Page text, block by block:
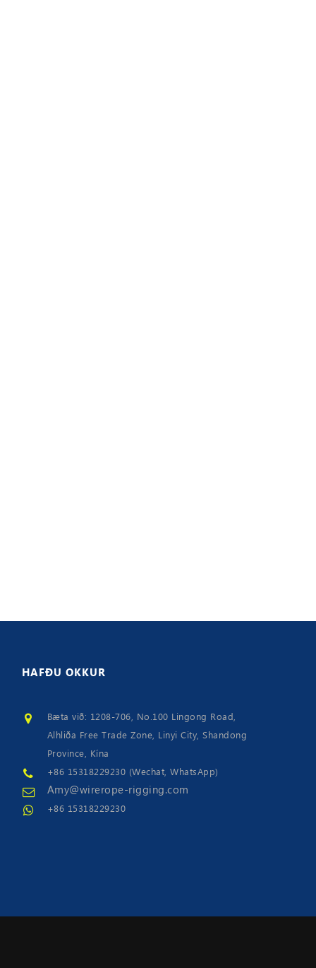
HAFÐU OKKUR
Bæta við: 1208-706, No.100 Lingong Road,
Alhliða Free Trade Zone, Linyi City, Shandong
Province, Kína
+86 15318229230 (Wechat, WhatsApp)
Amy@wirerope-rigging.com
+86 15318229230